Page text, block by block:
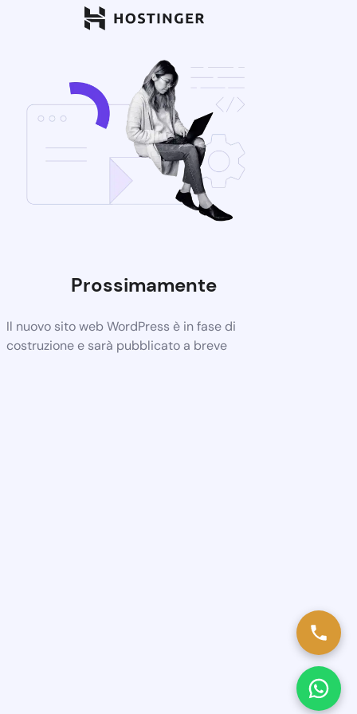
Prossimamente
Il nuovo sito web WordPress è in fase di
costruzione e sarà pubblicato a breve